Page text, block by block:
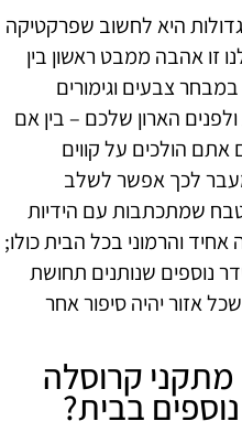
היא לחשוב שפרקטיקה
זו אהבה ממבט ראשון בין
צבעים וגימורים
הארון שלכם – בין אם
אתם הולכים על קווים
מעבר לכך אפשר לשלב
שמתכתבות עם הידיות
והרמוני בכל הבית כולו;
נוספים שנותנים תחושת
אזור יהיה סיפור אחר
קרוסלה
בבית?